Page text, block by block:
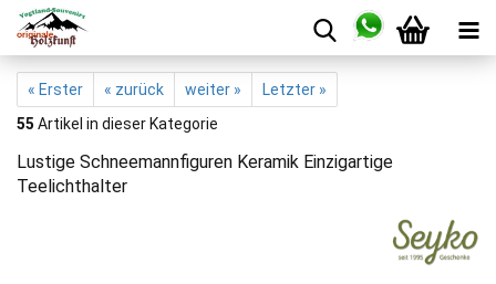
« Erster « zurück weiter »
Letzter »
55 Artikel in dieser Kategorie
Lustige Schneemannfiguren Keramik Einzigartige
Teelichthalter